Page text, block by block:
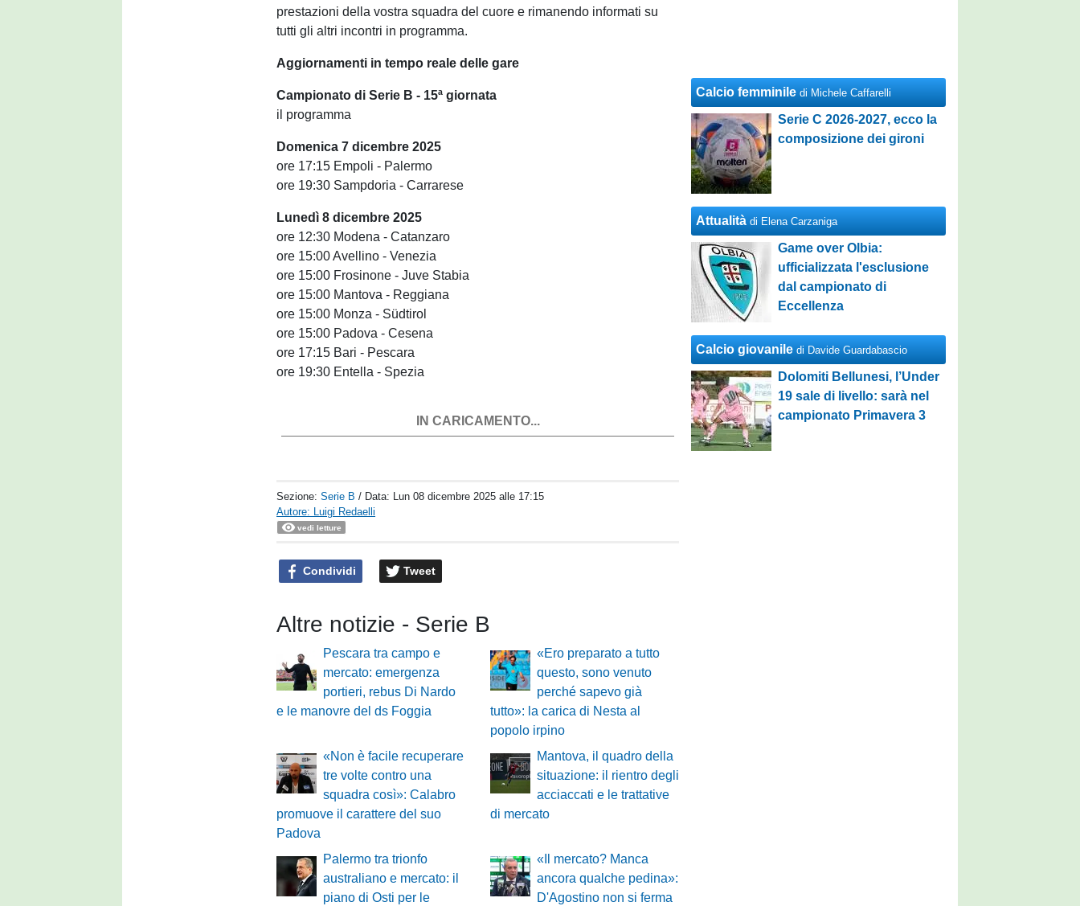
prestazioni della vostra squadra del cuore e rimanendo informati su
tutti gli altri incontri in programma.
Aggiornamenti in tempo reale delle gare
Campionato di Serie B - 15ª giornata
il programma
Domenica 7 dicembre 2025
ore 17:15 Empoli - Palermo
ore 19:30 Sampdoria - Carrarese
Lunedì 8 dicembre 2025
ore 12:30 Modena - Catanzaro
ore 15:00 Avellino - Venezia
ore 15:00 Frosinone - Juve Stabia
ore 15:00 Mantova - Reggiana
ore 15:00 Monza - Südtirol
ore 15:00 Padova - Cesena
ore 17:15 Bari - Pescara
ore 19:30 Entella - Spezia
IN CARICAMENTO...
Sezione:Serie B / Data: Lun 08 dicembre 2025 alle 17:15
Autore: Luigi Redaelli
vedi letture
Condividi Tweet
Altre notizie - Serie B
Pescara tra campo e
mercato: emergenza
portieri, rebus Di Nardo
e le manovre del ds Foggia
«Ero preparato a tutto
questo, sono venuto
perché sapevo già
tutto»: la carica di Nesta al
popolo irpino
«Non è facile recuperare
tre volte contro una
squadra così»: Calabro
promuove il carattere del suo
Padova
Mantova, il quadro della
situazione: il rientro degli
acciaccati e le trattative
di mercato
Palermo tra trionfo
australiano e mercato: il
piano di Osti per le
«Il mercato? Manca
ancora qualche pedina»:
D'Agostino non si ferma
Calcio femminile di Michele Caffarelli
Serie C 2026-2027, ecco la
composizione dei gironi
Attualità di Elena Carzaniga
Game over Olbia:
ufficializzata l'esclusione
dal campionato di
Eccellenza
Calcio giovanile di Davide Guardabascio
Dolomiti Bellunesi, l’Under
19 sale di livello: sarà nel
campionato Primavera 3